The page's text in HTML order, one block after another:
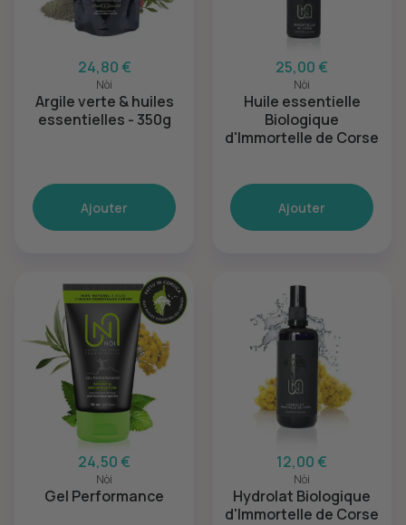
24,80 €
Nòi
Argile verte & huiles
essentielles - 350g
Ajouter
25,00 €
Nòi
Huile essentielle
Biologique
d'Immortelle de Corse
Ajouter
24,50 €
Nòi
Gel Performance
12,00 €
Nòi
Hydrolat Biologique
d'Immortelle de Corse